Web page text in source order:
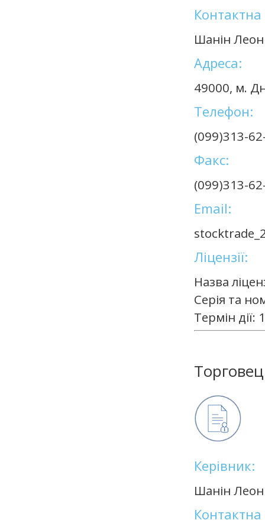
Шанін
Адреса:
49000, м.
Телефон:
(099)313-
Факс:
(099)313-
Email:
Ліцензії:
Назва
Серія та
Термін
Керівник:
Шанін